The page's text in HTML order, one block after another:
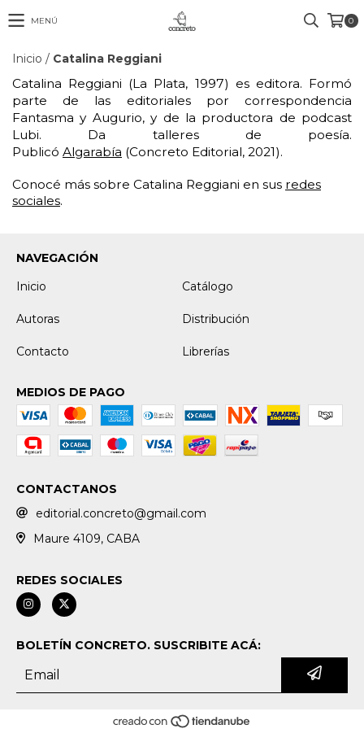
MENÚ 0
Inicio / Catalina Reggiani
Catalina Reggiani (La Plata, 1997) es editora. Formó
parte de las editoriales por correspondencia
Fantasma y Augurio, y de la productora de podcast
Lubi. Da talleres de poesía.
Publicó Algarabía (Concreto Editorial, 2021).
Conocé más sobre Catalina Reggiani en sus redes
sociales.
NAVEGACIÓN
Inicio
Catálogo
Autoras Distribución
Contacto Librerías
MEDIOS DE PAGO
CONTACTANOS
editorial.concreto@gmail.com
Maure 4109, CABA
REDES SOCIALES
BOLETÍN CONCRETO. SUSCRIBITE ACÁ: